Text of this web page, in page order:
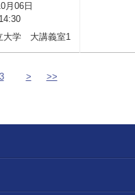
月06日
大学 大講義室1
3 > >>